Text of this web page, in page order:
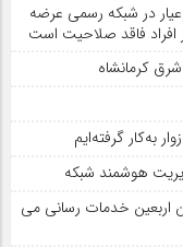
در شبکه رسمی عرضه
افراد فاقد صلاحیت است
کرمانشاه
به‌کار گرفته‌ایم
هوشمند شبکه
اربعین خدمات رسانی می